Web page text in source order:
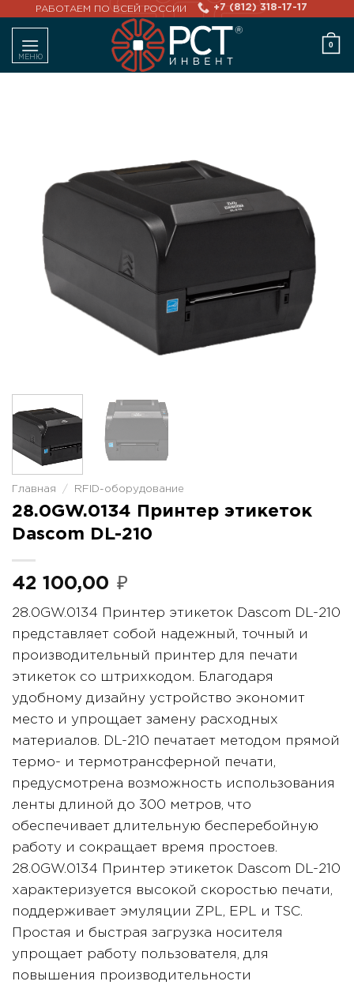
to
content
РАБОТАЕМ ПО ВСЕЙ РОССИИ +7 (812) 318-17-17
0
Главная / RFID-оборудование
28.0GW.0134 Принтер этикеток
Dascom DL-210
42 100,00 ₽
28.0GW.0134 Принтер этикеток Dascom DL-210
представляет собой надежный, точный и
производительный принтер для печати
этикеток со штрихкодом. Благодаря
удобному дизайну устройство экономит
место и упрощает замену расходных
материалов. DL-210 печатает методом прямой
термо- и термотрансферной печати,
предусмотрена возможность использования
ленты длиной до 300 метров, что
обеспечивает длительную бесперебойную
работу и сокращает время простоев.
28.0GW.0134 Принтер этикеток Dascom DL-210
характеризуется высокой скоростью печати,
поддерживает эмуляции ZPL, EPL и TSC.
Простая и быстрая загрузка носителя
упрощает работу пользователя, для
повышения производительности